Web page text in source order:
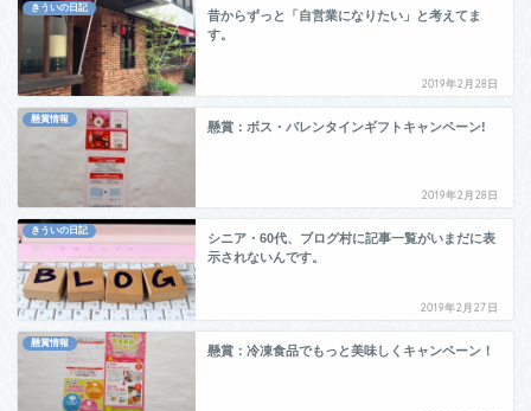
きういの日記
昔からずっと「自営業になりたい」と考えてま
す。
2019年2月28日
懸賞情報
懸賞：ボス・バレンタインギフトキャンペーン!
2019年2月28日
きういの日記
シニア・60代、ブログ村に記事一覧がいまだに表
示されないんです。
2019年2月27日
懸賞情報
懸賞：冷凍食品でもっと美味しくキャンペーン！